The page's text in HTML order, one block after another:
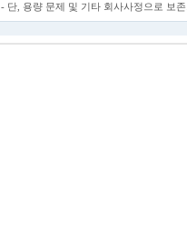
- 단, 용량 문제 및 기타 회사사정으로 보